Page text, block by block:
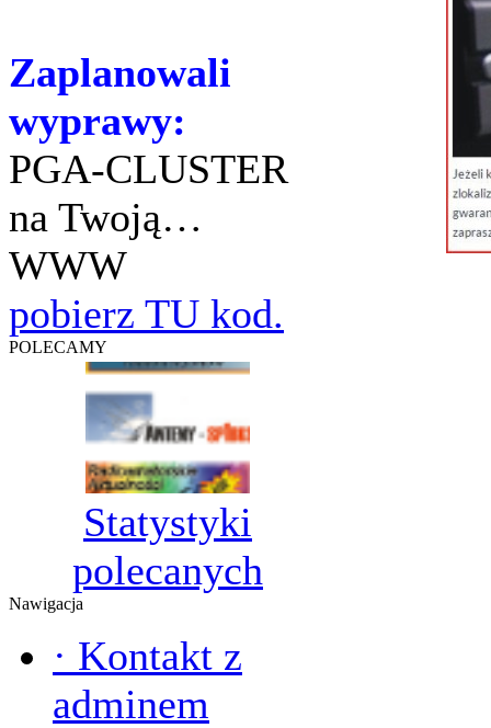
Zaplanowali
wyprawy:
PGA-CLUSTER
na Twoją…
WWW
pobierz TU kod.
POLECAMY
Statystyki
polecanych
Nawigacja
· Kontakt z
adminem